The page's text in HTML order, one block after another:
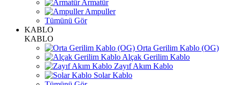
Armatür
Ampuller
Tümünü Gör
KABLO
KABLO
Orta Gerilim Kablo (OG)
Alçak Gerilim Kablo
Zayıf Akım Kablo
Solar Kablo